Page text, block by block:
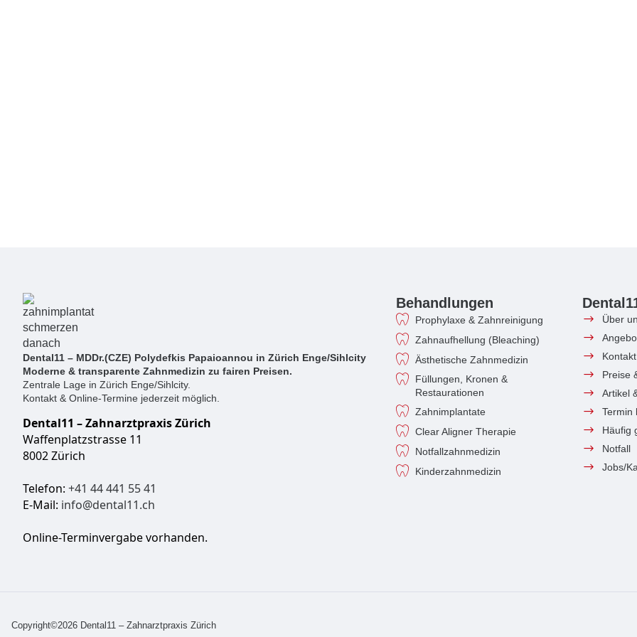
Dental11 – MDDr.(CZE) Polydefkis Papaioannou in Zürich Enge/Sihlcity
Moderne & transparente Zahnmedizin zu fairen Preisen.
Zentrale Lage in Zürich Enge/Sihlcity.
Kontakt & Online-Termine jederzeit möglich.
Dental11 – Zahnarztpraxis Zürich
Waffenplatzstrasse 11
8002 Zürich
Telefon: +41 44 441 55 41
E-Mail: info@dental11.ch
Online-Terminvergabe vorhanden.
Behandlungen
Prophylaxe & Zahnreinigung
Zahnaufhellung (Bleaching)
Ästhetische Zahnmedizin
Füllungen, Kronen &
Restaurationen
Zahnimplantate
Clear Aligner Therapie
Notfallzahnmedizin
Kinderzahnmedizin
Über
Kontakt
Preise
Artikel
Termin
Häufig
Notfall
Jobs/
Copyright©2026 Dental11 – Zahnarztpraxis Zürich